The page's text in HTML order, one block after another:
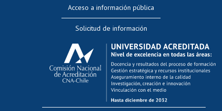
Evaluación docente
Calificación académica
Postulación al AUCAI
Funcionarias/os
Cursos internos de capacitación
Bienestar del personal
Acceso a información pública
Solicitud de información